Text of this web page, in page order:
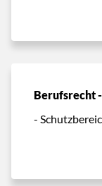
Berufsrecht
-